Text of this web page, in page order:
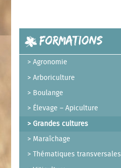
Formations
Agronomie
Arboriculture
Boulange
Élevage – Apiculture
Grandes cultures
Maraîchage
Thématiques transversales